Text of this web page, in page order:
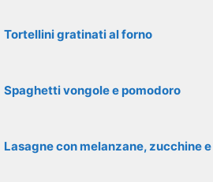
Tortellini gratinati al forno
Spaghetti vongole e pomodoro
Lasagne con melanzane, zucchine